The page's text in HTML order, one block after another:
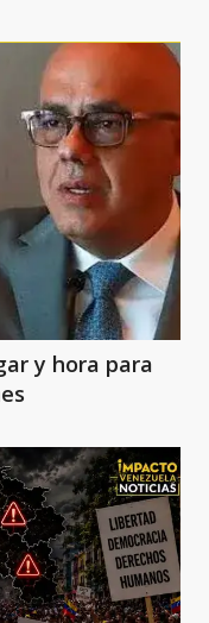
y hora para